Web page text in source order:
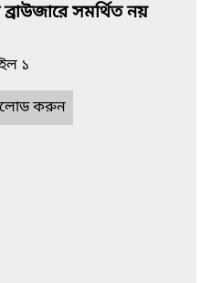
সমর্থিত নয়
১
করুন